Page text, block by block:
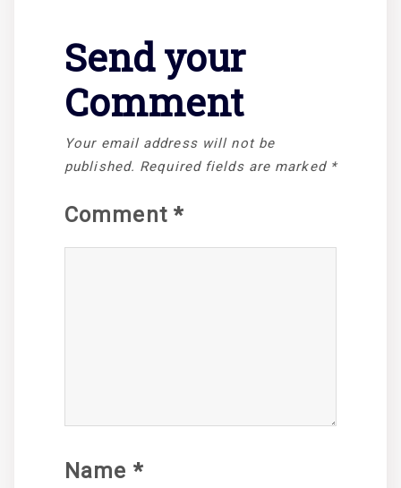
Send your
Comment
Your email address will not be
published. Required fields are marked *
Comment *
Name *